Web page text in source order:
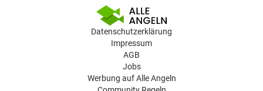
Datenschutzerklärung
Impressum
AGB
Jobs
Werbung auf Alle Angeln